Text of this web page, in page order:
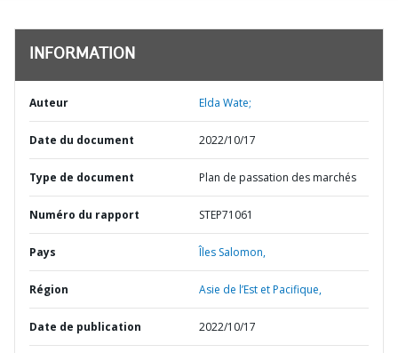
INFORMATION
Auteur Elda Wate;
Date du document 2022/10/17
Type de document Plan de passation des marchés
Numéro du rapport STEP71061
Pays Îles Salomon,
Région Asie de l’Est et Pacifique,
Date de publication 2022/10/17